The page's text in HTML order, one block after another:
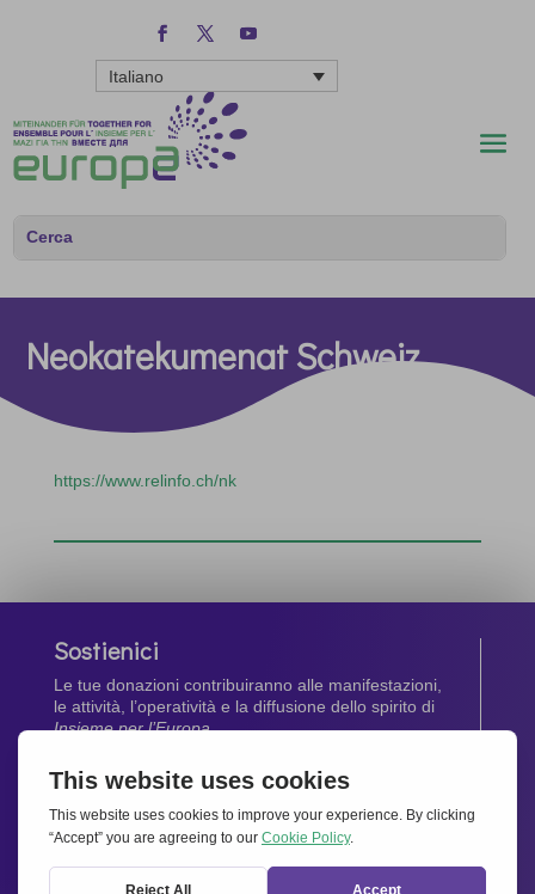
Italiano
Neokatekumenat Schweiz
https://www.relinfo.ch/nk
Sostienici
Le tue donazioni contribuiranno alle manifestazioni,
le attività, l’operatività e la diffusione dello spirito di
Insieme per l’Europa.
Dona Ora
Newsletter